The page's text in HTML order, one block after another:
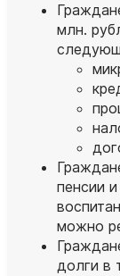
млн.
пенсии
можно
долги в